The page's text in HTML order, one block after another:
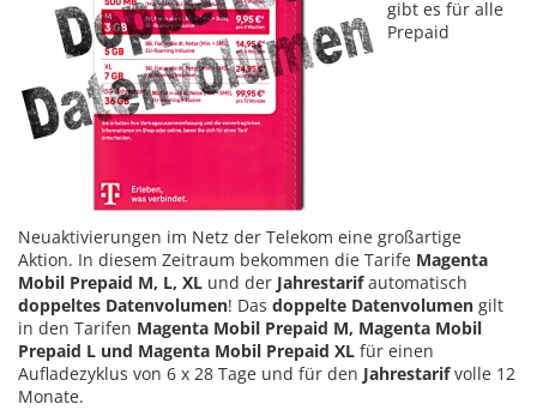
gibt es für alle
Prepaid
Neuaktivierungen im Netz der Telekom eine großartige
Aktion. In diesem Zeitraum bekommen die Tarife Magenta
Mobil Prepaid M, L, XL und der Jahrestarifautomatisch
doppeltes Datenvolumen! Das doppelte Datenvolumen gilt
in den Tarifen Magenta Mobil Prepaid M, Magenta Mobil
Prepaid L und Magenta Mobil Prepaid XL für einen
Aufladezyklus von 6 x 28 Tage und für den Jahrestarifvolle 12
Monate.